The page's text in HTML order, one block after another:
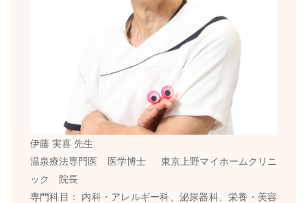
伊藤 実喜 先生
温泉療法専門医 医学博士 東京上野マイホームクリニ
ック 院長
専門科目： 内科・アレルギー科、泌尿器科、栄養・美容